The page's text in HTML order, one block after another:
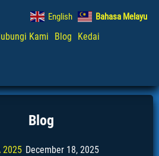
Kami Blog Kedai
Blog
2025 December 18, 2025
English Bahasa Melayu